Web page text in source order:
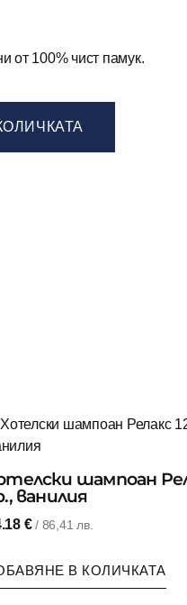
от 100% чист памук.
шампоан
ванилия
€/ 86,41 лв.
В КОЛИЧКАТА